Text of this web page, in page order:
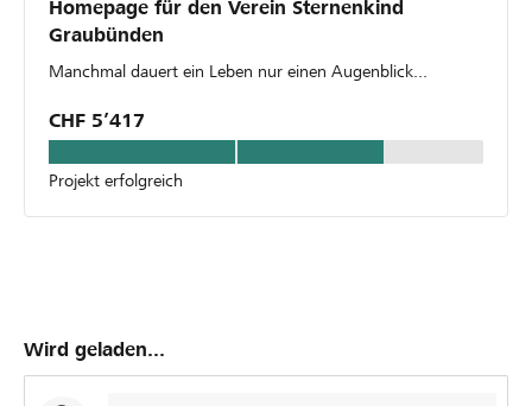
Homepage für den Verein Sternenkind
Graubünden
Manchmal dauert ein Leben nur einen Augenblick...
CHF 5’417
Projekt erfolgreich
Wird geladen...